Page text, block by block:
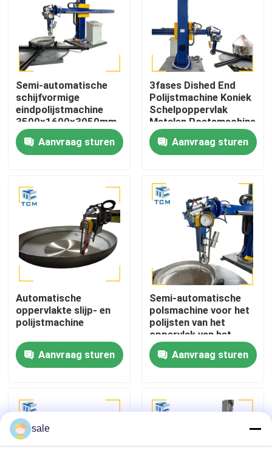
Huis
Producten
Fabriekstocht
Kwaliteitscontrole
Neem contact met ons op
Vraag een offerte
Tankpoetsmachine
Semi-automatische
schijfvormige
eindpolijstmachine
3500x1600x3050mm
2500 kg met een
efficiëntie van 8-12m2
per uur
Aanvraag sturen
3fases Dished End
Polijstmachine Koniek
Schelpoppervlak
Metalen Poetsmachine
Aanvraag sturen
Automatische
oppervlakte slijp- en
polijstmachine
Aanvraag sturen
Semi-automatische
polsmachine voor het
polijsten van het
oppervlak van het
afgeronde eind
Aanvraag sturen
sale